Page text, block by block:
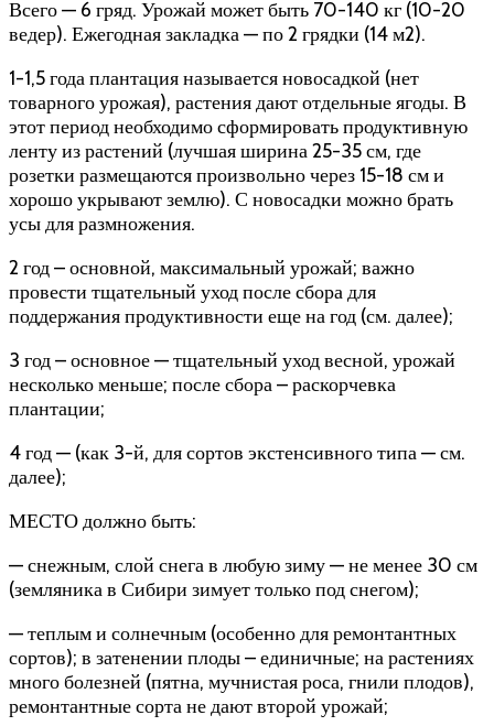
Всего — 6 гряд. Урожай может быть 70-140 кг (10-20
ведер). Ежегодная закладка — по 2 грядки (14 м2).
1-1,5 года плантация называется новосадкой (нет
товарного урожая), растения дают отдельные ягоды. В
этот период необходимо сформировать продуктивную
ленту из растений (лучшая ширина 25-35 см, где
розетки размещаются произвольно через 15-18 см и
хорошо укрывают землю). С новосадки можно брать
усы для размножения.
2 год – основной, максимальный урожай; важно
провести тщательный уход после сбора для
поддержания продуктивности еще на год (см. далее);
3 год – основное — тщательный уход весной, урожай
несколько меньше; после сбора – раскорчевка
плантации;
4 год — (как 3-й, для сортов экстенсивного типа — см.
далее);
МЕСТО должно быть:
— снежным, слой снега в любую зиму — не менее 30 см
(земляника в Сибири зимует только под снегом);
— теплым и солнечным (особенно для ремонтантных
сортов); в затенении плоды – единичные; на растениях
много болезней (пятна, мучнистая роса, гнили плодов),
ремонтантные сорта не дают второй урожай;